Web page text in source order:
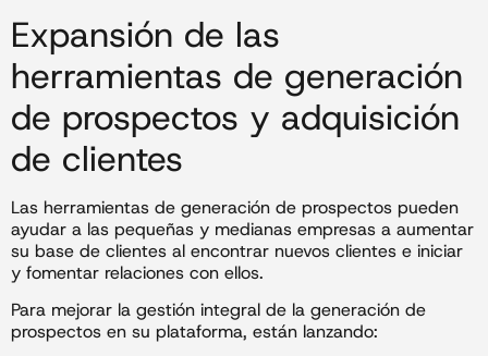
Expansión de las
herramientas de generación
de prospectos y adquisición
de clientes
Las herramientas de generación de prospectos pueden
ayudar a las pequeñas y medianas empresas a aumentar
su base de clientes al encontrar nuevos clientes e iniciar
y fomentar relaciones con ellos.
Para mejorar la gestión integral de la generación de
prospectos en su plataforma, están lanzando: